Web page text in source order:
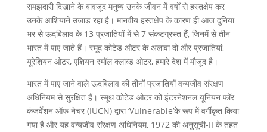
समझदारी दिखाने के बावजूद मनुष्य उनके जीवन में वर्षों से हस्तक्षेप कर
उनके आशियाने उजाड़ रहा है। मानवीय हस्तक्षेप के कारण ही आज दुनिया
भर से ऊदबिलाव के 13 प्रजातियों में से 7 संकटग्रस्त हैं, जिनमें से तीन
भारत में पाए जाते हैं। स्मूद कोटेड ओटर के अलावा दो और प्रजातियां,
यूरेशियन ओटर, एशियन स्मॉल क्लाव्ड ओटर, हमारे देश में मौजूद है।
भारत में पाए जाने वाले ऊदबिलाव की तीनों प्रजातियाँ वन्यजीव संरक्षण
अधिनियम से सुरक्षित हैं। स्मूथ कोटेड ओटर को इंटरनेशनल यूनियन फॉर
कंजर्वेशन ऑफ नेचर (IUCN) द्वारा ‘Vulnerable’के रूप में वर्गीकृत किया
गया है और यह वन्यजीव संरक्षण अधिनियम, 1972 की अनुसूची-II के तहत